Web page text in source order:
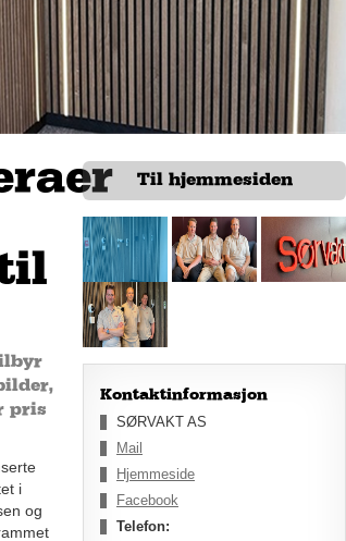
pris
i
og
Til hjemmesiden
Kontaktinformasjon
SØRVAKT AS
Mail
Hjemmeside
Facebook
Telefon: